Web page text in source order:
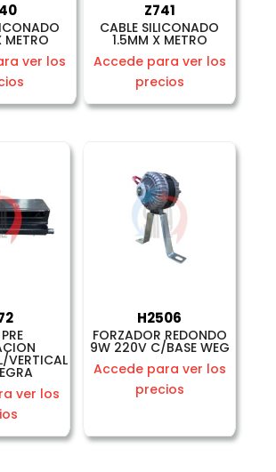
ver los
Z741
CABLE SILICONADO
1.5MM X METRO
Accede para ver los
precios
VERTICAL
ver los
H2506
FORZADOR REDONDO
9W 220V C/BASE WEG
Accede para ver los
precios